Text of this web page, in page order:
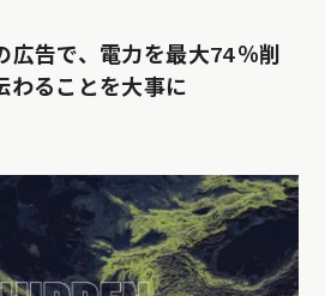
広告で、電力を最大74％削
わることを大事に